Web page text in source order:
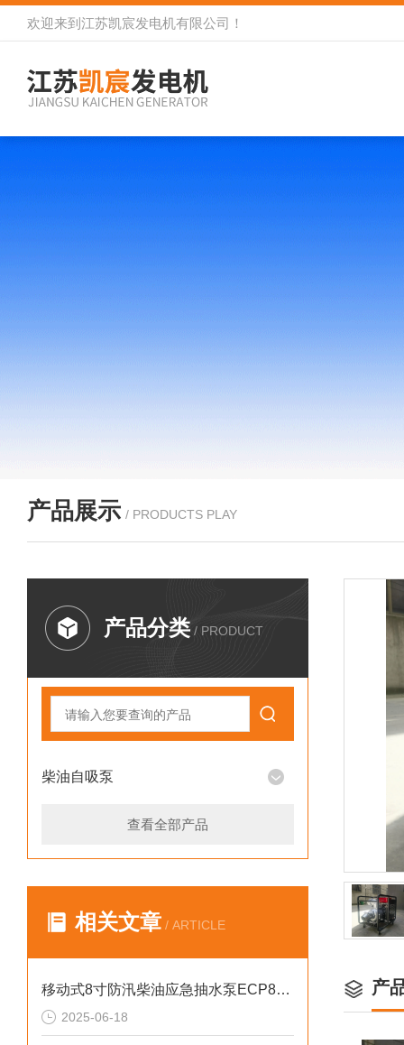
欢迎来到 江苏凯宸发电机有限公司 ！
产品展示 / PRODUCTS PLAY
产品分类 / PRODUCT
柴油自吸泵
查看全部产品
相关文章 / ARTICLE
移动式8寸防汛柴油应急抽水泵ECP80ME
2025-06-18
产